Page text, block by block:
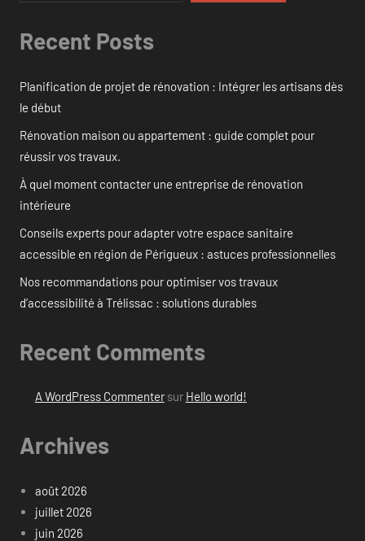
Recent Posts
Planification de projet de rénovation : Intégrer les artisans dès
le début
Rénovation maison ou appartement : guide complet pour
réussir vos travaux.
À quel moment contacter une entreprise de rénovation
intérieure
Conseils experts pour adapter votre espace sanitaire
accessible en région de Périgueux : astuces professionnelles
Nos recommandations pour optimiser vos travaux
d’accessibilité à Trélissac : solutions durables
Recent Comments
A WordPress Commentersur Hello world!
Archives
août 2026
juillet 2026
juin 2026